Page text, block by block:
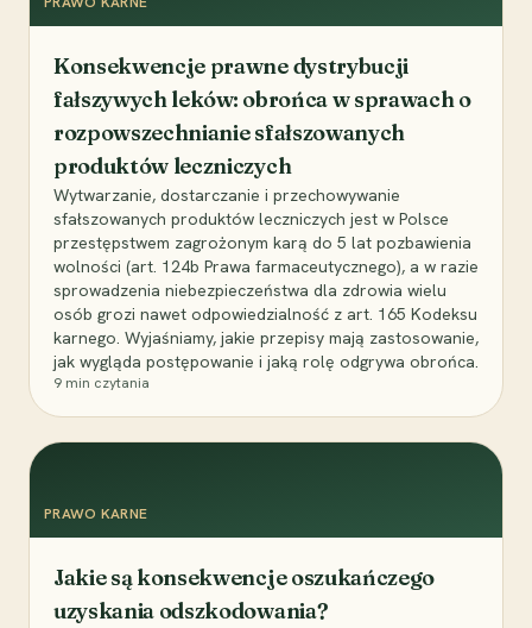
Konsekwencje prawne dystrybucji
fałszywych leków: obrońca w sprawach o
rozpowszechnianie sfałszowanych
produktów leczniczych
Wytwarzanie, dostarczanie i przechowywanie
sfałszowanych produktów leczniczych jest w Polsce
przestępstwem zagrożonym karą do 5 lat pozbawienia
wolności (art. 124b Prawa farmaceutycznego), a w razie
sprowadzenia niebezpieczeństwa dla zdrowia wielu
osób grozi nawet odpowiedzialność z art. 165 Kodeksu
karnego. Wyjaśniamy, jakie przepisy mają zastosowanie,
jak wygląda postępowanie i jaką rolę odgrywa obrońca.
9 min czytania
PRAWO KARNE
Jakie są konsekwencje oszukańczego
uzyskania odszkodowania?